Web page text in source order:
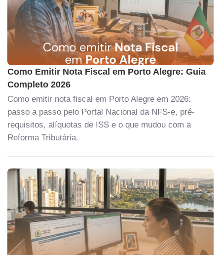
Como Emitir Nota Fiscal em Porto Alegre: Guia
Completo 2026
Como emitir nota fiscal em Porto Alegre em 2026:
passo a passo pelo Portal Nacional da NFS-e, pré-
requisitos, alíquotas de ISS e o que mudou com a
Reforma Tributária.